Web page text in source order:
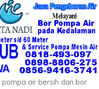
air bersih dan bor